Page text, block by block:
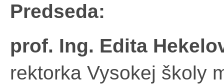
Predseda:
prof. Ing. Edita
rektorka Vysokej školy